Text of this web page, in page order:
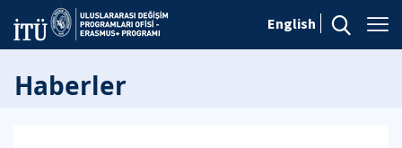
English
Haberler